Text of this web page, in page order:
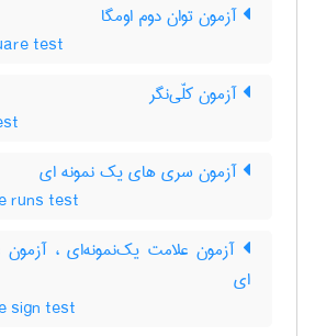
آزمون توان دوم اومگا
test
آزمون کلّی‌نگر
آزمون سری های یک نمونه ای
runs test
آزمون علامت یک‌نمونه‌ای ،
ای
sign test